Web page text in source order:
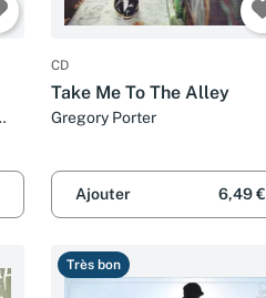
CD
Take Me To The Alley
Gregory Porter
Ajouter 6,49 €
Très bon